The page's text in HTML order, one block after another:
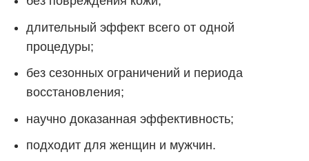
длительный эффект всего от одной
процедуры;
без сезонных ограничений и периода
восстановления;
научно доказанная эффективность;
подходит для женщин и мужчин.